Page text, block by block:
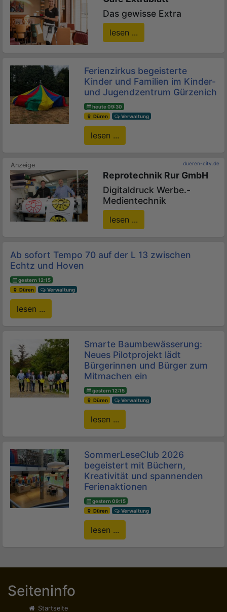
Das gewisse Extra
lesen ...
Ferienzirkus begeisterte
Kinder und Familien im Kinder-
und Jugendzentrum Gürzenich
heute 09:30
Düren
Verwaltung
lesen ...
dueren-city.de
Reprotechnik Rur GmbH
Digitaldruck Werbe.-
Medientechnik
lesen ...
Ab sofort Tempo 70 auf der L 13 zwischen
Echtz und Hoven
gestern 12:15
Düren
Verwaltung
lesen ...
Smarte Baumbewässerung:
Neues Pilotprojekt lädt
Bürgerinnen und Bürger zum
Mitmachen ein
gestern 12:15
Düren
Verwaltung
lesen ...
SommerLeseClub 2026
begeistert mit Büchern,
Kreativität und spannenden
Ferienaktionen
gestern 09:15
Düren
Verwaltung
lesen ...
Seiteninfo
Startseite